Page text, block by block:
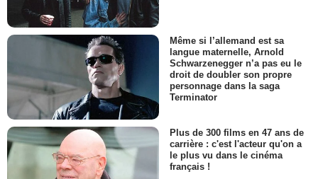
Même si l’allemand est sa
langue maternelle, Arnold
Schwarzenegger n’a pas eu le
droit de doubler son propre
personnage dans la saga
Terminator
Plus de 300 films en 47 ans de
carrière : c'est l'acteur qu'on a
le plus vu dans le cinéma
français !